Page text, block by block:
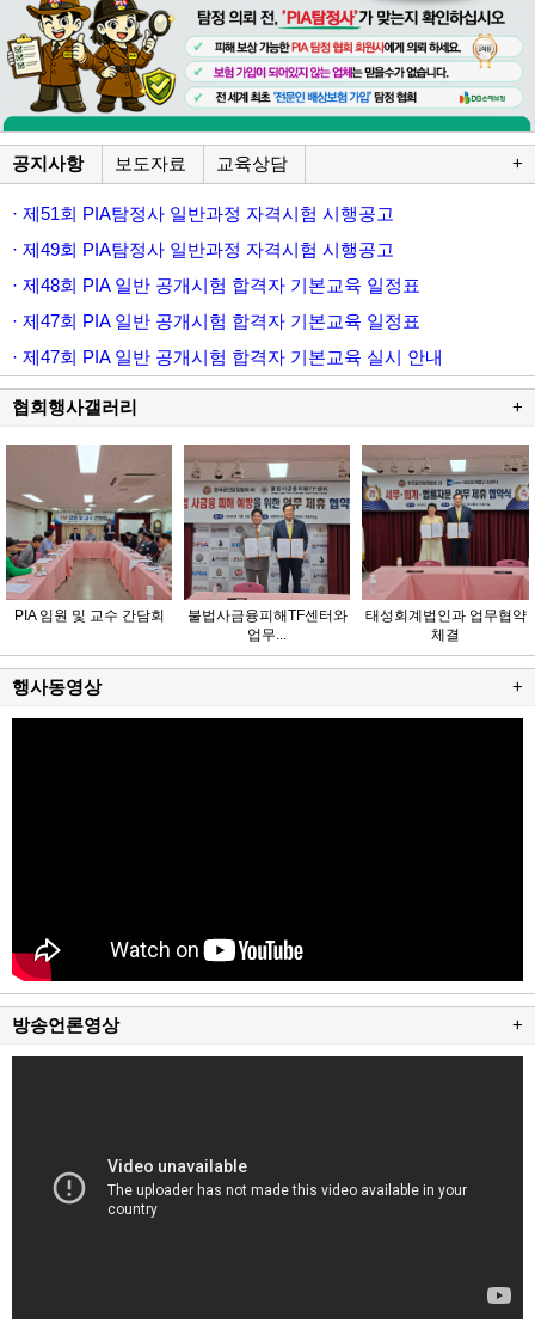
공지사항 보도자료 교육상담 +
· 제51회 PIA탐정사 일반과정 자격시험 시행공고
· 제49회 PIA탐정사 일반과정 자격시험 시행공고
· 제48회 PIA 일반 공개시험 합격자 기본교육 일정표
· 제47회 PIA 일반 공개시험 합격자 기본교육 일정표
· 제47회 PIA 일반 공개시험 합격자 기본교육 실시 안내
협회행사갤러리 +
PIA 임원 및 교수 간담회
불법사금융피해TF센터와
업무...
태성회계법인과 업무협약
체결
행사동영상 +
방송언론영상 +